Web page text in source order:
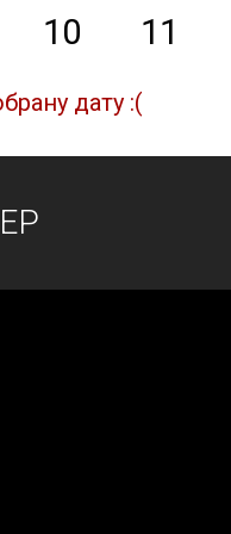
10 11
дату :(